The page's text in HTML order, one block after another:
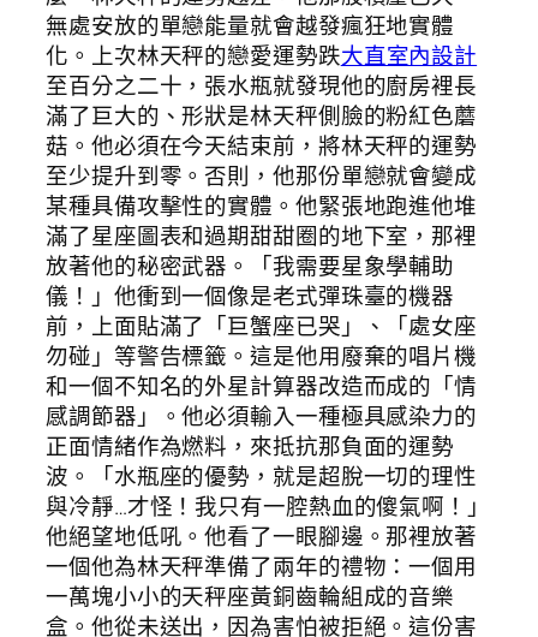
無處安放的單戀能量就會越發瘋狂地實體
化。上次林天秤的戀愛運勢跌大直室內設計
至百分之二十，張水瓶就發現他的廚房裡長
滿了巨大的、形狀是林天秤側臉的粉紅色蘑
菇。他必須在今天結束前，將林天秤的運勢
至少提升到零。否則，他那份單戀就會變成
某種具備攻擊性的實體。他緊張地跑進他堆
滿了星座圖表和過期甜甜圈的地下室，那裡
放著他的秘密武器。「我需要星象學輔助
儀！」他衝到一個像是老式彈珠臺的機器
前，上面貼滿了「巨蟹座已哭」、「處女座
勿碰」等警告標籤。這是他用廢棄的唱片機
和一個不知名的外星計算器改造而成的「情
感調節器」。他必須輸入一種極具感染力的
正面情緒作為燃料，來抵抗那負面的運勢
波。「水瓶座的優勢，就是超脫一切的理性
與冷靜…才怪！我只有一腔熱血的傻氣啊！」
他絕望地低吼。他看了一眼腳邊。那裡放著
一個他為林天秤準備了兩年的禮物：一個用
一萬塊小小的天秤座黃銅齒輪組成的音樂
盒。他從未送出，因為害怕被拒絕。這份害